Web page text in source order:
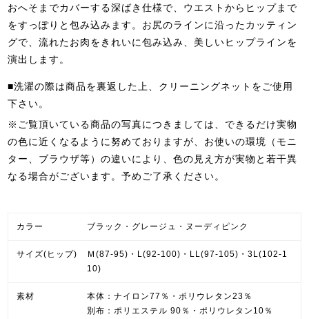
おへそまでカバーする深ばき仕様で、ウエストからヒップまで
をすっぽりと包み込みます。お尻のラインに沿ったカッティン
グで、流れたお肉をきれいに包み込み、美しいヒップラインを
演出します。
■洗濯の際は商品を裏返した上、クリーニングネットをご使用
下さい。
※ご覧頂いている商品の写真につきましては、できるだけ実物
の色に近くなるように努めておりますが、お使いの環境（モニ
ター、ブラウザ等）の違いにより、色の見え方が実物と若干異
なる場合がございます。予めご了承ください。
カラー ブラック・グレージュ・ヌーディピンク
サイズ(ヒップ)
Ｍ(87-95)・L(92-100)・LL(97-105)・3L(102-1
10)
素材
本体：ナイロン77％・ポリウレタン23％
別布：ポリエステル 90％・ポリウレタン10％